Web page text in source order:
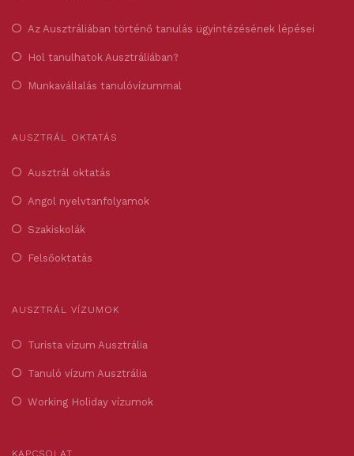
Az Ausztráliában történő tanulás ügyintézésének lépései
Hol tanulhatok Ausztráliában?
Munkavállalás tanulóvízummal
AUSZTRÁL OKTATÁS
Ausztrál oktatás
Angol nyelvtanfolyamok
Szakiskolák
Felsőoktatás
AUSZTRÁL VÍZUMOK
Turista vízum Ausztrália
Tanuló vízum Ausztrália
Working Holiday vízumok
KAPCSOLAT